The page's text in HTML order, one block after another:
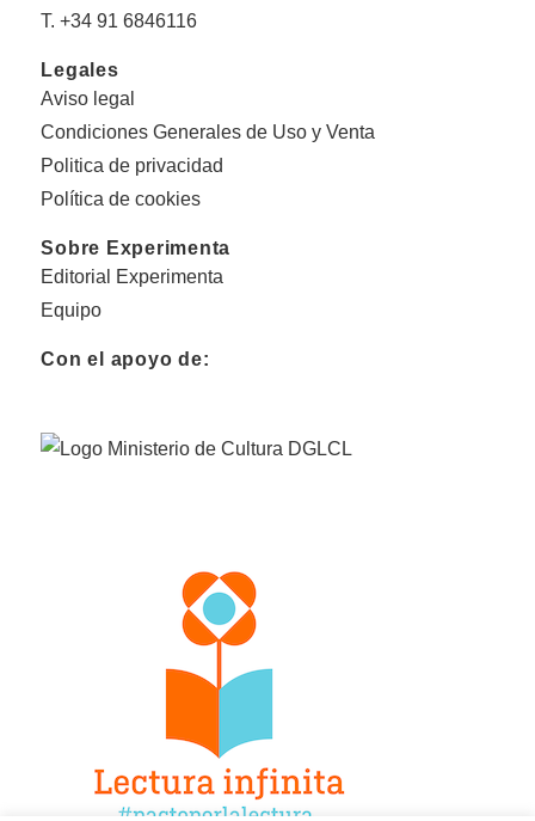
T. +34 91 6846116
Legales
Aviso legal
Condiciones Generales de Uso y Venta
Politica de privacidad
Política de cookies
Sobre Experimenta
Editorial Experimenta
Equipo
Con el apoyo de: